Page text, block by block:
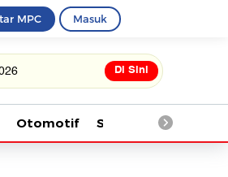
MPC Masuk
Di Sini
Otomotif Saintek